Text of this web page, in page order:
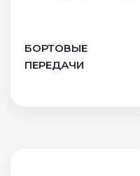
БОРТОВЫЕ
ПЕРЕДАЧИ